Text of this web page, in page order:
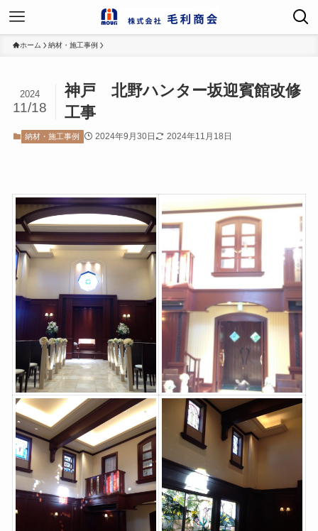
ホーム 納材・施工事例
神戸 北野ハンター坂迎賓館改修
工事
2024
11/18
納材・施工事例 2024年9月30日 2024年11月18日